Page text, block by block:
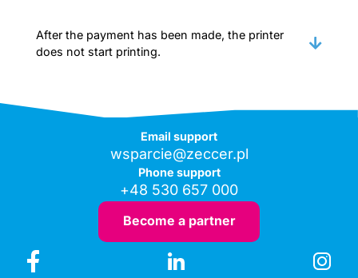
After the payment has been made, the printer
does not start printing.
Email support
wsparcie@zeccer.pl
Phone support
+48 530 657 000
Become a partner